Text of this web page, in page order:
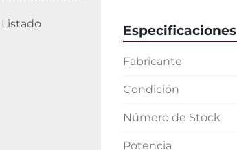
Especificaciones
Fabricante
Condición
Número de Stock
Potencia